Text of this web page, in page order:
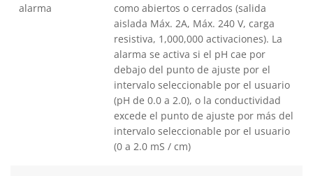
alarma
como abiertos o cerrados (salida
aislada Máx. 2A, Máx. 240 V, carga
resistiva, 1,000,000 activaciones). La
alarma se activa si el pH cae por
debajo del punto de ajuste por el
intervalo seleccionable por el usuario
(pH de 0.0 a 2.0), o la conductividad
excede el punto de ajuste por más del
intervalo seleccionable por el usuario
(0 a 2.0 mS / cm)